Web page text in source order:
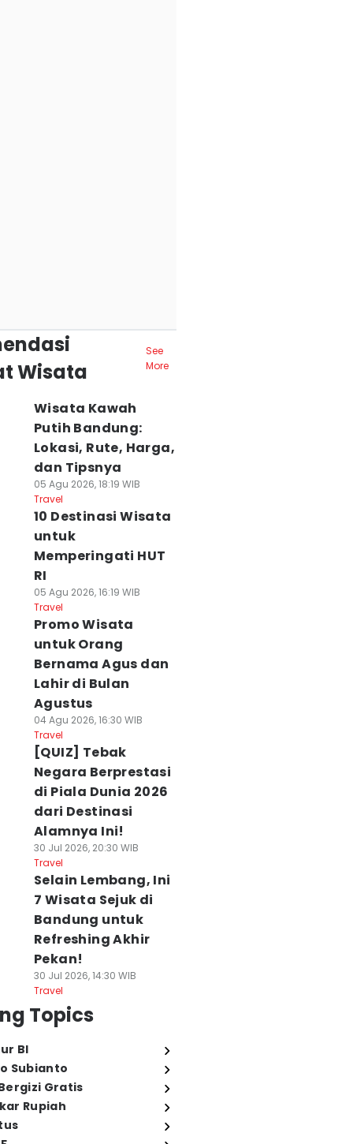
Wisata
See
More
Wisata Kawah
Putih Bandung:
Lokasi, Rute, Harga,
dan Tipsnya
05 Agu 2026, 18:19 WIB
Travel
10 Destinasi Wisata
untuk
Memperingati HUT
RI
05 Agu 2026, 16:19 WIB
Travel
Promo Wisata
untuk Orang
Bernama Agus dan
Lahir di Bulan
Agustus
04 Agu 2026, 16:30 WIB
Travel
[QUIZ] Tebak
Negara Berprestasi
di Piala Dunia 2026
dari Destinasi
Alamnya Ini!
30 Jul 2026, 20:30 WIB
Travel
Selain Lembang, Ini
7 Wisata Sejuk di
Bandung untuk
Refreshing Akhir
Pekan!
30 Jul 2026, 14:30 WIB
Travel
Topics
BI
Subianto
Gratis
Rupiah